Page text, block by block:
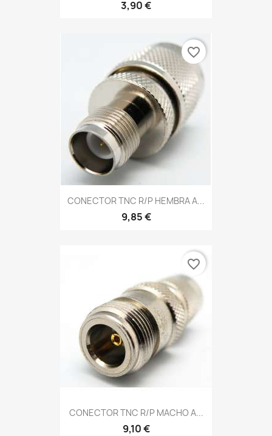
3,90 €
CONECTOR TNC R/P HEMBRA A...
9,85 €
favorite_border
CONECTOR TNC R/P MACHO A...
9,10 €
favorite_border